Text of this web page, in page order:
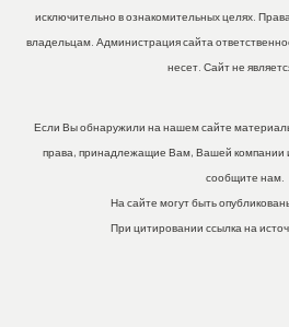
исключительно в ознакомительных целях.
владельцам. Администрация сайта
несет. Сайт не
Если Вы обнаружили на нашем сайте
права, принадлежащие Вам, Вашей компании
сообщите нам.
На сайте могут быть
При цитировании ссылка на